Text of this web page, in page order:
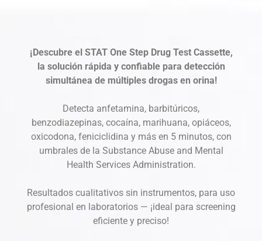
¡Descubre el STAT One Step Drug Test Cassette,
la solución rápida y confiable para detección
simultánea de múltiples drogas en orina!
Detecta anfetamina, barbitúricos,
benzodiazepinas, cocaína, marihuana, opiáceos,
oxicodona, feniciclidina y más en 5 minutos, con
umbrales de la Substance Abuse and Mental
Health Services Administration.
Resultados cualitativos sin instrumentos, para uso
profesional en laboratorios — ¡ideal para screening
eficiente y preciso!